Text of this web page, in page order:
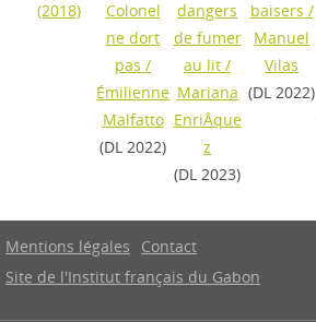
(2018)
Colonel
ne dort
pas /
Émilienne
Malfatto
(DL 2022)
dangers
de fumer
au lit /
Mariana
EnriÂque
z
(DL 2023)
baisers /
Manuel
Vilas
(DL 2022)
Mentions légales
Contact
Site de l'Institut français du Gabon